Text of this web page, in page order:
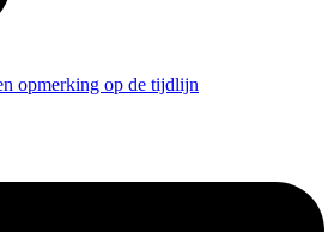
opmerking op de tijdlijn